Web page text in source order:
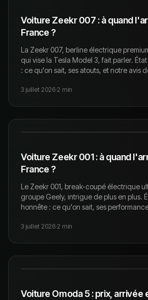
Voiture Zeekr 007 : à quand
France ?
La Zeekr 007, berline électrique
qui vise la Tesla Model 3, fait parler.
: ce qu'on sait, ses atouts, et notre avis
3 juillet 2026·2 min
Voiture Zeekr 001 : à quand
France ?
Le Zeekr 001, break-coupé électrique
groupe Geely, intrigue de plus en plus.
honnête : ce qu'on sait, ses
3 juillet 2026·2 min
Voiture Omoda 5 : prix, arrivée